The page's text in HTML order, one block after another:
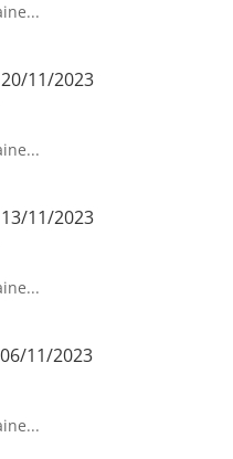
11/2023
11/2023
11/2023